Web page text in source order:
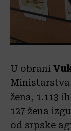
U obrani
Ministarstva
žena, 1.113
127 žena
od srpske